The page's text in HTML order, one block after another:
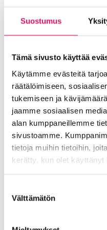
Suostumus
Tämä sivusto käyttää
Käytämme evästeitä
räätälöimiseen,
tukemiseen ja
jaamme sosiaalisen
alan kumppaneillemme
sivustoamme.
tietoja muihin tietoihin,
kerätty, kun olet käyttänyt
valinta
Välttämätön
sosiaalisessa
Lisätietoja:
Seinäjoen
Männikkö p. 044 418
Into Seinäjoen
571 9998
Jaa artikkeli
somessa
Siirry Uutiset-sivulle